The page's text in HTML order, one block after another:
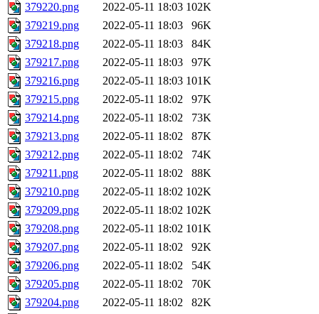
379220.png 2022-05-11 18:03 102K
379219.png
2022-05-11 18:03
96K
379218.png
2022-05-11 18:03
84K
379217.png
2022-05-11 18:03
97K
379216.png
2022-05-11 18:03 101K
379215.png
2022-05-11 18:02
97K
379214.png
2022-05-11 18:02
73K
379213.png
2022-05-11 18:02
87K
379212.png
2022-05-11 18:02
74K
379211.png
2022-05-11 18:02
88K
379210.png
2022-05-11 18:02 102K
379209.png
2022-05-11 18:02 102K
379208.png
2022-05-11 18:02 101K
379207.png
2022-05-11 18:02
92K
379206.png
2022-05-11 18:02
54K
379205.png
2022-05-11 18:02
70K
379204.png
2022-05-11 18:02
82K